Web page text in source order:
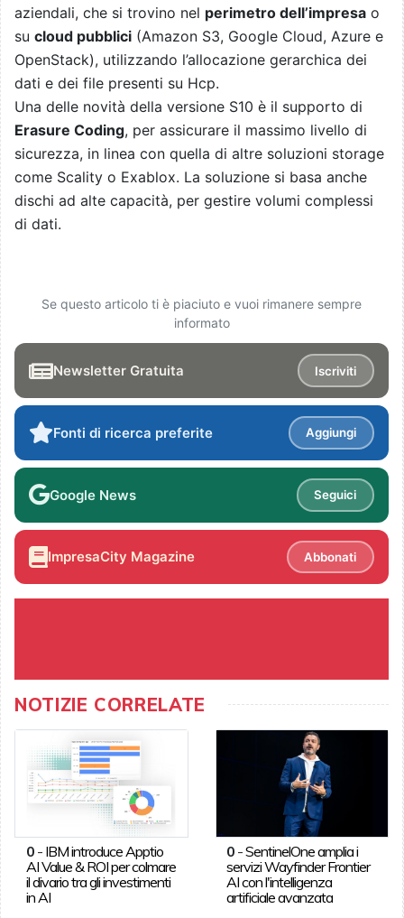
aziendali, che si trovino nel perimetro dell’impresa o
su cloud pubblici (Amazon S3, Google Cloud, Azure e
OpenStack), utilizzando l’allocazione gerarchica dei
dati e dei file presenti su Hcp.
Una delle novità della versione S10 è il supporto di
Erasure Coding, per assicurare il massimo livello di
sicurezza, in linea con quella di altre soluzioni storage
come Scality o Exablox. La soluzione si basa anche
dischi ad alte capacità, per gestire volumi complessi
di dati.
Se questo articolo ti è piaciuto e vuoi rimanere sempre
informato
Newsletter Gratuita Iscriviti
Fonti di ricerca preferite Aggiungi
Google News Seguici
ImpresaCity Magazine Abbonati
NOTIZIE CORRELATE
0- IBM introduce Apptio
AI Value & ROI per colmare
il divario tra gli investimenti
in AI
0 -SentinelOne amplia i
servizi Wayfinder Frontier
AI con l'intelligenza
artificiale avanzata